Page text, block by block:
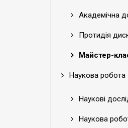
Академічна
Протидія
Майстер-
Наукова робота
Наукові
Наукова